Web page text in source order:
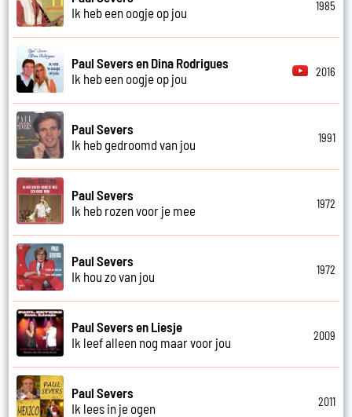
Ik heb een oogje op jou
1985
Paul Severs en Dina Rodrigues
Ik heb een oogje op jou
2016
Paul Severs
Ik heb gedroomd van jou
1991
Paul Severs
Ik heb rozen voor je mee
1972
Paul Severs
Ik hou zo van jou
1972
Paul Severs en Liesje
Ik leef alleen nog maar voor jou
2009
Paul Severs
Ik lees in je ogen
2011